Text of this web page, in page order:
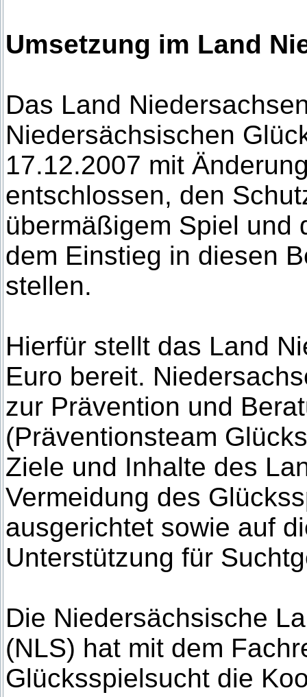
Umsetzung im Land
Das Land
Niedersächsischen
17.12.2007 mit
entschlossen, den
übermäßigem Spiel und
dem Einstieg in diesen
stellen.
Hierfür stellt das Land
Euro bereit.
zur Prävention und
(Präventionsteam
Ziele und Inhalte des
Vermeidung des
ausgerichtet sowie auf
Unterstützung für
Die Niedersächsische
(NLS) hat mit dem
Glücksspielsucht die